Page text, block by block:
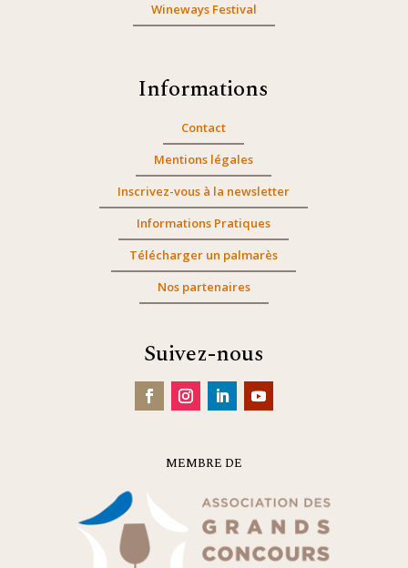
Wineways Festival
Informations
Contact
Mentions légales
Inscrivez-vous à la newsletter
Informations Pratiques
Télécharger un palmarès
Nos partenaires
Suivez-nous
MEMBRE DE